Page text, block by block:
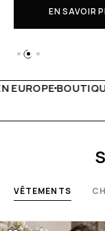
EN SAVOIR
VÊTEMENTS